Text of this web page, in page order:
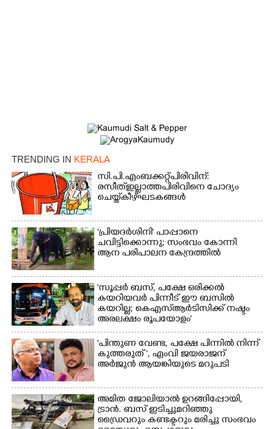
TRENDING IN KERALA
സി.പി.എം ബക്കറ്റ് പിരിവിന്:
രസീത് ഇല്ലാത്ത പിരിവിനെ ചോദ്യം
ചെയ്ത് കീഴ്ഘടകങ്ങൾ
'പ്രിയദർശിനി' പാപ്പാനെ
ചവിട്ടിക്കൊന്നു; സംഭവം കോന്നി
ആന പരിപാലന കേന്ദ്രത്തിൽ
'സൂപ്പർ ബസ്, പക്ഷേ ഒരിക്കൽ
കയറിയവർ പിന്നീട് ഈ ബസിൽ
കയറില്ല; കെഎസ്ആർടിസിക്ക് നഷ്ടം
അരലക്ഷം രൂപയോളം'
"പിന്തുണ വേണ്ട,​ പക്ഷേ പിന്നിൽ നിന്ന്
കുത്തരുത് ", എംവി ജയരാജന്
അർജുൻ ആയങ്കിയുടെ മറുപടി
അമിത ജോലിയാൽ ഉറങ്ങിപ്പോയി,
ട്രാൻ. ബസ് ഇടിച്ചുമറിഞ്ഞു
ഡ്രൈവറും കണ്ടക്ടറും മരിച്ചു സംഭവം